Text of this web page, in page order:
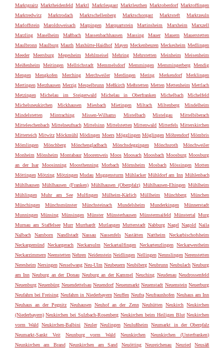
Marktgraitz Marktheidenfeld Marktl Marktleugast Marktleuthen Marktoberdorf Marktoffingen
Marktredwitz
Marktrodach Marktschellenberg Marktschorgast Marktsteft
Marktzeuln
Marloffstein
Maroldsweisach Marpingen Marquartstein Martinsheim Marxheim
Marxzell
Marzling
Maselheim Maßbach Massenbachhausen Massing Mauer Mauern
Mauerstetten
Maulbronn Maulburg Mauth Maxhütte-Haidhof Mayen Meckenbeuren Meckesheim Medlingen
Meeder
Meersburg Megesheim Mehlmeisel Mehring Mehrstetten Meinheim
Meisenheim
Meißenheim
Meitingen Mellrichstadt Memmelsdorf Memmingen Memmingerberg
Mendig
Mengen
Mengkofen Merching Merchweiler Merdingen Mering Merkendorf
Merklingen
Mertingen Merzhausen Merzig Mespelbrunn Meßkirch Meßstetten Metten Mettenheim Mettlach
Metzingen
Michelau im Steigerwald Michelau in Oberfranken Michelbach
Michelfeld
Michelsneukirchen
Mickhausen Miesbach Mietingen Miltach Miltenberg
Mindelheim
Mindelstetten
Mintraching Missen-Wilhams Mistelbach Mistelgau
Mittelbiberach
Mitteleschenbach Mittelneufnach Mittelsinn Mittelstetten Mittenwald Mitterfels Mitterskirchen
Mitterteich Mitwitz Möckmühl Mödingen Moers Mögglingen Möglingen Möhrendorf Mömbris
Mömlingen
Mönchberg Mönchengladbach Mönchsdeggingen Mönchsroth
Mönchweiler
Monheim Mönsheim Montabaur Moorenweis Moos Moosach Moosbach Moosburg Moosburg
an der Isar
Moosinning Moosthenning Morbach Mörnsheim Mosbach Mössingen Motten
Möttingen Mötzing Mötzingen Mudau Muggensturm Mühlacker Mühldorf am Inn Mühlenbach
Mühlhausen Mühlhausen (Franken) Mühlhausen (Oberpfalz) Mühlhausen-Ehingen Mühlheim
Mühlingen
Muhr am See Mulfingen Mülheim-Kärlich Müllheim Münchberg
München
Münchingen
Münchsmünster Münchsteinach Mundelsheim Munderkingen
Münnerstadt
Munningen Münsing Münsingen Münster Münsterhausen Münstermaifeld Münstertal Murg
Murnau am Staffelsee Murr Murrhardt Mutlangen Mutterstadt Nabburg Nagel Nagold Naila
Nalbach
Namborn Nandlstadt Nassau Nassenfels Nastätten Nattheim
Neckarbischofsheim
Neckargemünd Neckargerach Neckarsulm Neckartailfingen Neckartenzlingen Neckarwestheim
Neckarzimmern Neenstetten Nehren Neidenstein Neidlingen Nellingen Nennslingen Nerenstetten
Neresheim Nersingen Nesselwang Neu-Ulm Neubeuern Neubiberg Neubrunn Neubulach Neuburg
am Inn Neuburg an der Donau Neuburg an der Kammel Neuching Neudenau Neudrossenfeld
Neuenburg Neuenbürg Neuendettelsau Neuendorf Neuenmarkt Neuenstadt Neuenstein Neuerburg
Neufahrn bei Freising Neufahrn in Niederbayern Neuffen Neufra Neufraunhofen Neuhaus am Inn
Neuhaus an der Pegnitz
Neuhausen Neuhof an der Zenn Neuhütten Neukirch Neukirchen
(Niederbayern) Neukirchen bei Sulzbach-Rosenberg Neukirchen beim Heiligen Blut Neukirchen
vorm Wald Neukirchen-Balbini Neuler Neulingen Neulußheim
Neumarkt in der Oberpfalz
Neumarkt-Sankt Veit
Neunburg vorm Wald Neunkirchen
Neunkirchen (Unterfranken)
Neunkirchen am Brand
Neunkirchen am Sand Neuötting Neureichenau Neuried
Neusäß